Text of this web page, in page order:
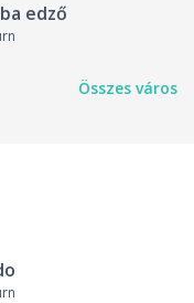
edző
Összes város